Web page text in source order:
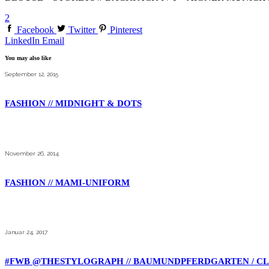
2
Facebook
Twitter
Pinterest
LinkedIn Email
You may also like
September 12, 2015
FASHION // MIDNIGHT & DOTS
November 26, 2014
FASHION // MAMI-UNIFORM
Januar 24, 2017
#FWB @THESTYLOGRAPH // BAUMUNDPFERDGARTEN /